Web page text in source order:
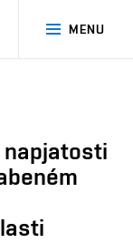
MENU
napjatosti